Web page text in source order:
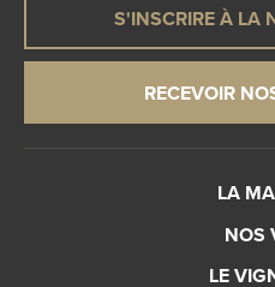
S'INSCRIRE À LA
RECEVOIR
LA
NOS
LE